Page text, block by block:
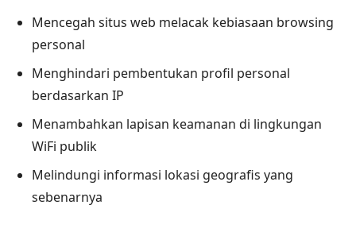
Mencegah situs web melacak kebiasaan browsing
personal
Menghindari pembentukan profil personal
berdasarkan IP
Menambahkan lapisan keamanan di lingkungan
WiFi publik
Melindungi informasi lokasi geografis yang
sebenarnya